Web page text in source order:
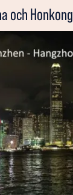
och Honkong